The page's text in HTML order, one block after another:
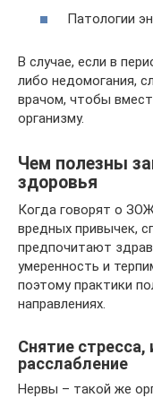
Патологии
В случае, если в
либо недомогания,
врачом, чтобы
организму.
Чем полезны
здоровья
Когда говорят о
вредных привычек,
предпочитают
умеренность и
поэтому практики
направлениях.
Снятие стресса,
расслабление
Нервы – такой же